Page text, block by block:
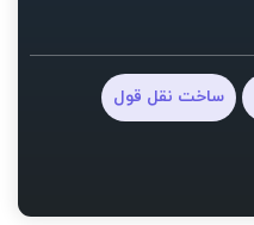
ساخت نقل قول